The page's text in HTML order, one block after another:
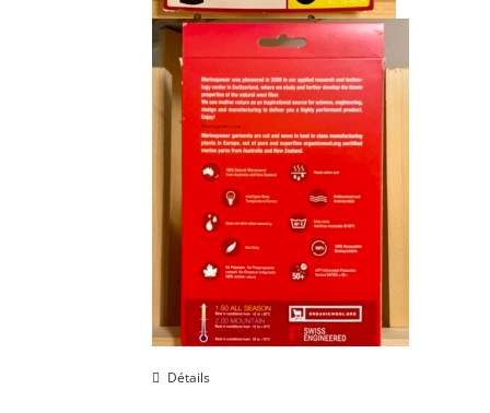
Détails